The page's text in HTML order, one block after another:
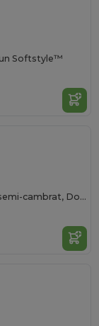
Softstyle™
Polo Gildan pentru femei, semi-cambrat, Double Pique